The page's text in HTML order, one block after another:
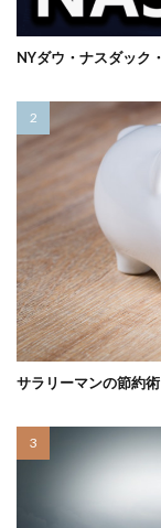
NYダウ・ナスダック
サラリーマンの節約